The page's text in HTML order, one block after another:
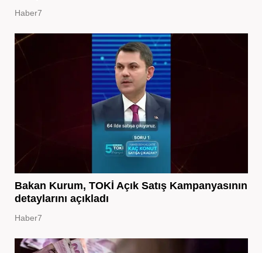
Haber7
Bakan Kurum, TOKİ Açık Satış Kampanyasının
detaylarını açıkladı
Haber7